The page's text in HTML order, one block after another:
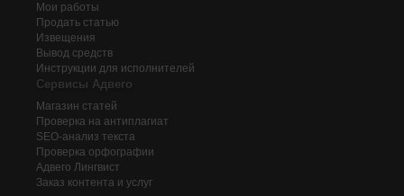
Мои работы
Продать статью
Извещения
Вывод средств
Инструкции для исполнителей
Сервисы Адвего
Магазин статей
Проверка на антиплагиат
SEO-анализ текста
Проверка орфографии
Адвего Лингвист
Заказ контента и услуг